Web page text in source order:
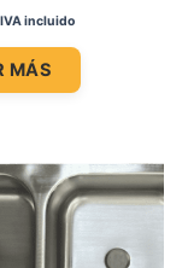
IVA incluido
MÁS